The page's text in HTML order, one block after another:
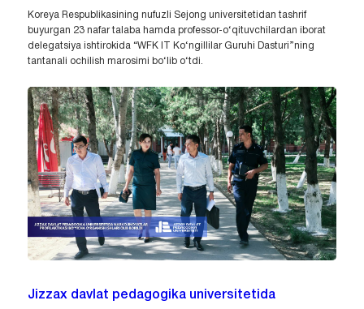
Koreya Respublikasining nufuzli Sejong universitetidan tashrif
buyurgan 23 nafar talaba hamda professor-o‘qituvchilardan iborat
delegatsiya ishtirokida “WFK IT Ko‘ngillilar Guruhi Dasturi”ning
tantanali ochilish marosimi bo‘lib o‘tdi.
Jizzax davlat pedagogika universitetida